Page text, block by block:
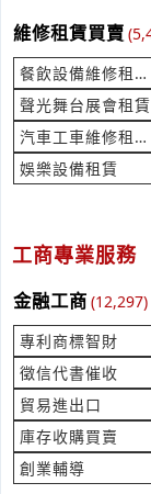
時間:08/07 16:15
最低訂購量、價
產業:非金屬土石礦
來自:盛OO業OO
時間:08/07 16:03
要做織標鑰匙圈包
產業:包裝設計
來自:AOOcO 詢價
時間:08/07 15:57
不鏽鋼四角管
產業:金屬工具製
來自:衍OO業OO
時間:08/07 15:53
維修租賃買賣
餐飲設備維修租賃買賣
聲光舞台展會租賃
汽車工車維修租賃買賣
娛樂設備租賃
工商專業服務
金融工商 (12,297)
專利商標智財
徵信代書催收
貿易進出口
庫存收購買賣
創業輔導